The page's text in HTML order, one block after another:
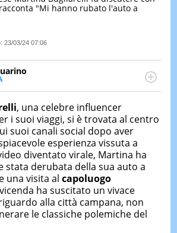
DI
"Mi hanno rubato l'auto a
23/03/24 07:06
Comparato e processi di
e attivo nel campo della ricerca, in
Storia contemporanea di America
Collabora con numerose testate ed
dell'Associazione Culturale "La
Sannio".
, una celebre influencer
i suoi viaggi, si è trovata al centro
suoi canali social dopo aver
esperienza vissuta a
diventato virale, Martina ha
stata derubata della sua auto a
una visita al capoluogo
ha suscitato un vivace
alla città campana, non
le classiche polemiche del